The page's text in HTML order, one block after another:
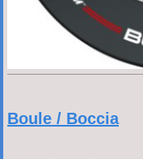
Boule / Boccia